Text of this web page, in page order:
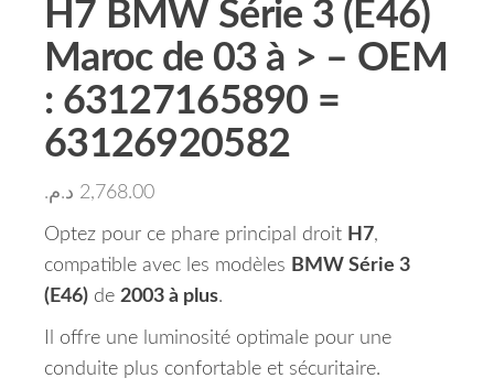
H7 BMW Série 3 (E46)
Maroc de 03 à > – OEM
: 63127165890 =
63126920582
2,768.00 د.م.
Optez pour ce phare principal droit H7,
compatible avec les modèles BMW Série 3
(E46) de 2003 à plus.
Il offre une luminosité optimale pour une
conduite plus confortable et sécuritaire.